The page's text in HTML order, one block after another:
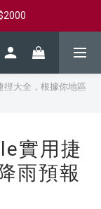
速出貨
徑大全，根據你地區
實用捷
雨預報